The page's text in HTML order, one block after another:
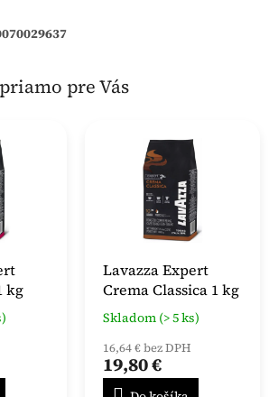
pre Vás
kg
Lavazza Expert
Crema Classica 1 kg
Skladom (> 5 ks)
16,64 € bez DPH
19,80 €